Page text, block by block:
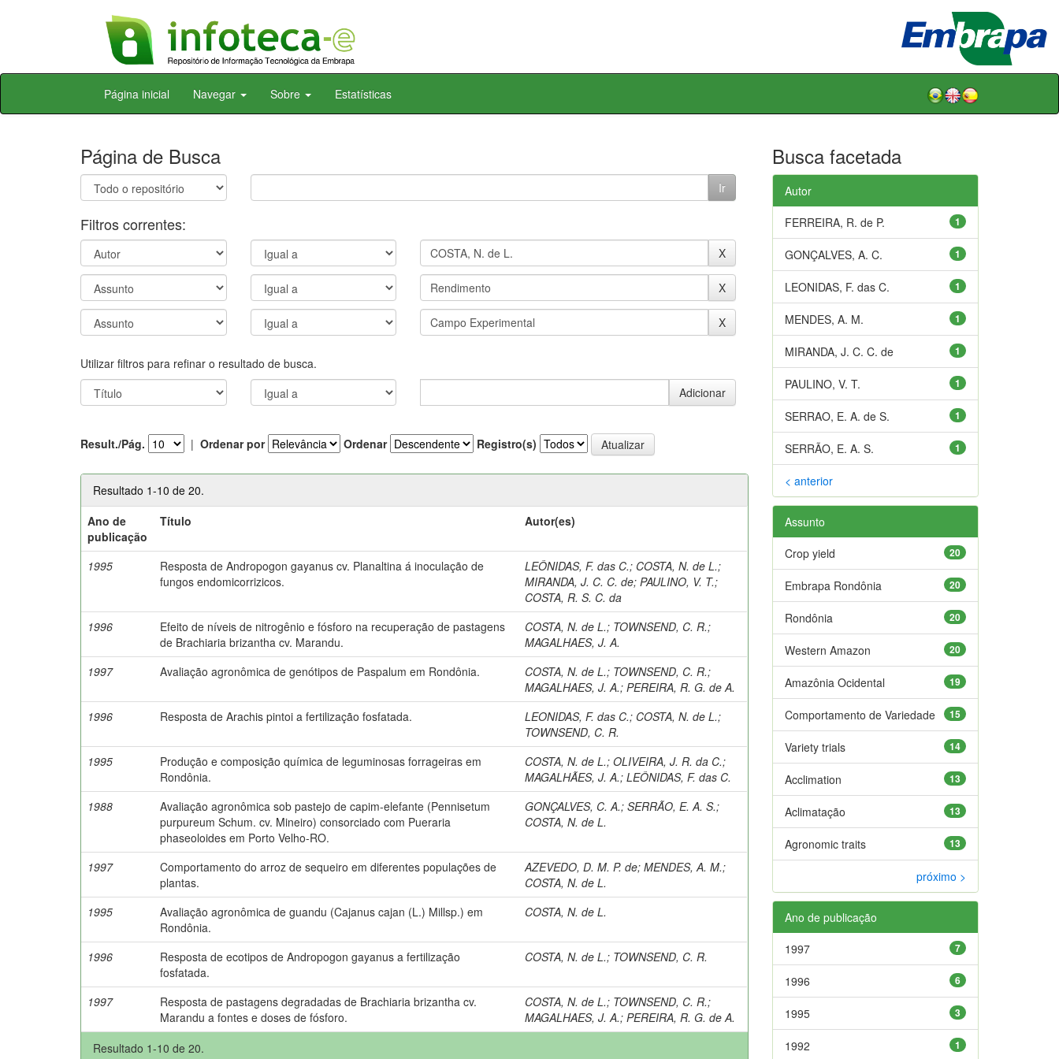
Skip
Página inicial Navegar Sobre Estatísticas
Página de Busca
Filtros correntes:
Utilizar filtros para refinar o resultado de busca.
Result./Pág. | Ordenar por Ordenar Registro(s)
Resultado 1-10 de 20.
Ano de
publicação
Título Autor(es)
1995
Resposta de Andropogon gayanus cv. Planaltina á inoculação de
fungos endomicorrizicos.
LEÔNIDAS, F. das C.; COSTA, N. de L.;
MIRANDA, J. C. C. de;PAULINO, V. T.;
COSTA, R. S. C. da
1996
Efeito de níveis de nitrogênio e fósforo na recuperação de pastagens
de Brachiaria brizantha cv. Marandu.
COSTA, N. de L.; TOWNSEND, C. R.;
MAGALHAES, J. A.
1997
Avaliação agronômica de genótipos de Paspalum em Rondônia. COSTA, N. de L.; TOWNSEND, C. R.;
MAGALHAES, J. A.;PEREIRA, R. G. de A.
1996
Resposta de Arachis pintoi a fertilização fosfatada. LEONIDAS, F. das C.; COSTA, N. de L.;
TOWNSEND, C. R.
1995
Produção e composição química de leguminosas forrageiras em
Rondônia.
COSTA, N. de L.;OLIVEIRA, J. R. da C.;
MAGALHÃES, J. A.;LEÔNIDAS, F. das C.
1988
Avaliação agronômica sob pastejo de capim-elefante (Pennisetum
purpureum Schum. cv. Mineiro) consorciado com Pueraria
phaseoloides em Porto Velho-RO.
GONÇALVES, C. A.;SERRÃO, E. A. S.;
COSTA, N. de L.
1997
Comportamento do arroz de sequeiro em diferentes populações de
plantas.
AZEVEDO, D. M. P. de;MENDES, A. M.;
COSTA, N. de L.
1995
Avaliação agronômica de guandu (Cajanus cajan (L.) Millsp.) em
Rondônia.
COSTA, N. de L.
1996
Resposta de ecotipos de Andropogon gayanus a fertilização
fosfatada.
COSTA, N. de L.; TOWNSEND, C. R.
1997
Resposta de pastagens degradadas de Brachiaria brizantha cv.
Marandu a fontes e doses de fósforo.
COSTA, N. de L.; TOWNSEND, C. R.;
MAGALHAES, J. A.;PEREIRA, R. G. de A.
Resultado 1-10 de 20.
Busca facetada
Autor
1
FERREIRA, R. de P.
1
GONÇALVES, A. C.
1
LEONIDAS, F. das C.
1
MENDES, A. M.
1
MIRANDA, J. C. C. de
1
PAULINO, V. T.
1
SERRAO, E. A. de S.
1
SERRÃO, E. A. S.
< anterior
Assunto
20
Crop yield
20
Embrapa Rondônia
20
Rondônia
20
Western Amazon
19
Amazônia Ocidental
15
Comportamento de Variedade
14
Variety trials
13
Acclimation
13
Aclimatação
13
Agronomic traits
próximo >
Ano de publicação
7
1997
6
1996
3
1995
1
1992